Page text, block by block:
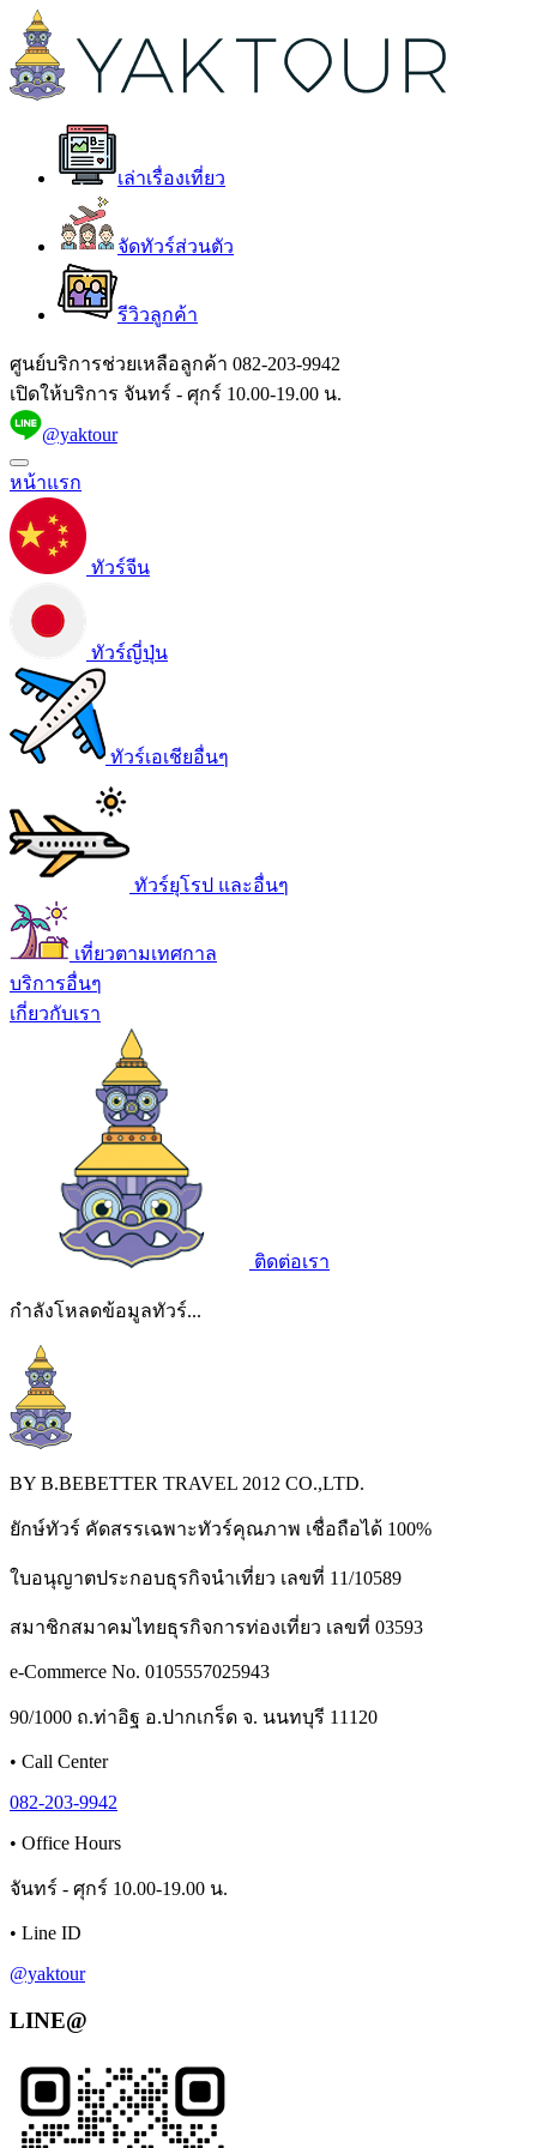
เล่าเรื่องเที่ยว
จัดทัวร์ส่วนตัว
รีวิวลูกค้า
ศูนย์บริการช่วยเหลือลูกค้า 082-203-9942
เปิดให้บริการ จันทร์ - ศุกร์ 10.00-19.00 น.
@yaktour
หน้าแรก
ทัวร์จีน
ทัวร์ญี่ปุ่น
ทัวร์เอเชียอื่นๆ
ทัวร์ยุโรป และอื่นๆ
เที่ยวตามเทศกาล
บริการอื่นๆ
เกี่ยวกับเรา
ติดต่อเรา
กำลังโหลดข้อมูลทัวร์...
BY B.BEBETTER TRAVEL 2012 CO.,LTD.
ยักษ์ทัวร์ คัดสรรเฉพาะทัวร์คุณภาพ เชื่อถือได้ 100%
ใบอนุญาตประกอบธุรกิจนำเที่ยว เลขที่ 11/10589
สมาชิกสมาคมไทยธุรกิจการท่องเที่ยว เลขที่ 03593
e-Commerce No. 0105557025943
90/1000 ถ.ท่าอิฐ อ.ปากเกร็ด จ. นนทบุรี 11120
• Call Center
082-203-9942
• Office Hours
จันทร์ - ศุกร์ 10.00-19.00 น.
• Line ID
@yaktour
LINE@